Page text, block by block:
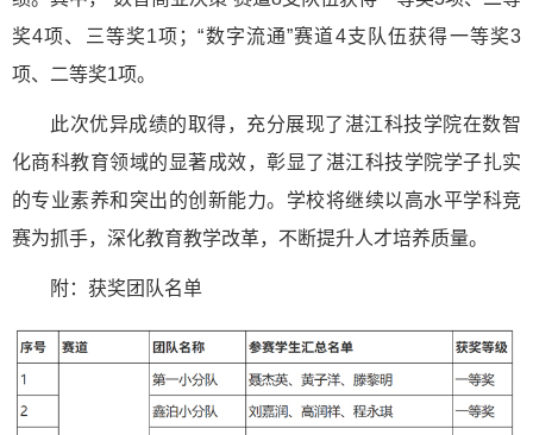
奖4项、三等奖1项；“数字流通”赛道4支队伍获得一等奖3
项、二等奖1项。
此次优异成绩的取得，充分展现了湛江科技学院在数智
化商科教育领域的显著成效，彰显了湛江科技学院学子扎实
的专业素养和突出的创新能力。学校将继续以高水平学科竞
赛为抓手，深化教育教学改革，不断提升人才培养质量。
附：获奖团队名单